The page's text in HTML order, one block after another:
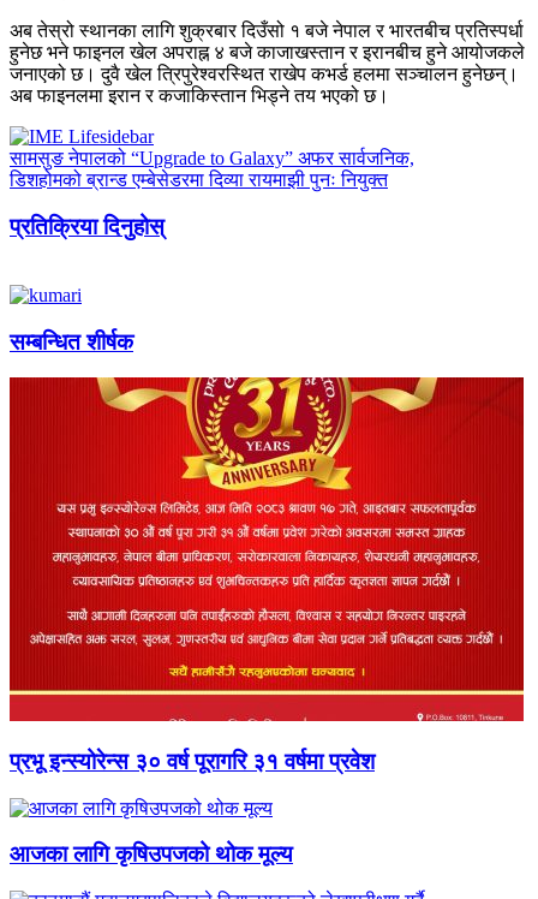
अब तेस्रो स्थानका लागि शुक्रबार दिउँसो १ बजे नेपाल र भारतबीच प्रतिस्पर्धा
हुनेछ भने फाइनल खेल अपराह्न ४ बजे काजाखस्तान र इरानबीच हुने आयोजकले
जनाएको छ। दुवै खेल त्रिपुरेश्वरस्थित राखेप कभर्ड हलमा सञ्चालन हुनेछन्।
अब फाइनलमा इरान र कजाकिस्तान भिड्ने तय भएको छ।
सामसुङ नेपालको “Upgrade to Galaxy” अफर सार्वजनिक,
डिशहोमको ब्रान्ड एम्बेसेडरमा दिव्या रायमाझी पुनः नियुक्त
प्रतिक्रिया दिनुहोस्
सम्बन्धित शीर्षक
प्रभू इन्स्योरेन्स ३० वर्ष पूरागरि ३१ वर्षमा प्रवेश
आजका लागि कृषिउपजको थोक मूल्य